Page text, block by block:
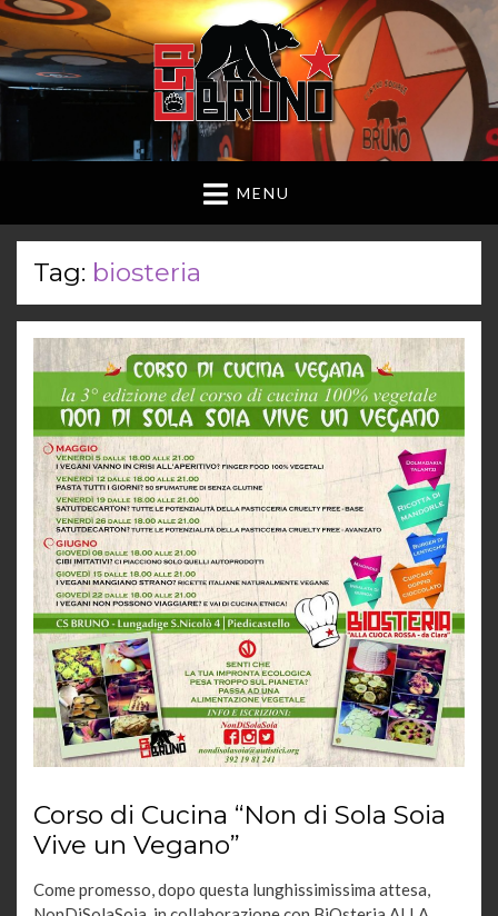
MENU
Tag: biosteria
Corso di Cucina “Non di Sola Soia
Vive un Vegano”
Come promesso, dopo questa lunghissimissima attesa,